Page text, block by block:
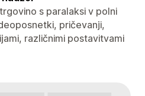
s paralaksi v polni
pričevanji,
različnimi postavitvami